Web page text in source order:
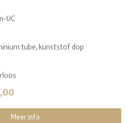
UC
tube, kunststof dop
Meer info